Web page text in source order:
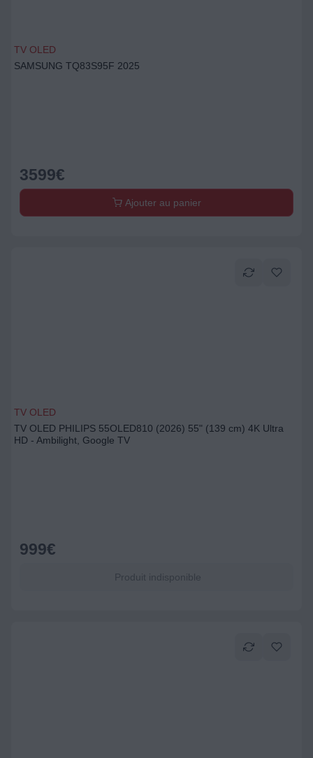
TV OLED
SAMSUNG TQ83S95F 2025
3599€
Ajouter au panier
TV OLED
TV OLED PHILIPS 55OLED810 (2026) 55" (139 cm) 4K Ultra
HD - Ambilight, Google TV
999€
Produit indisponible